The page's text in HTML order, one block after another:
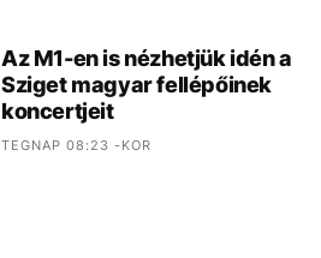
Az M1-en is nézhetjük idén a
Sziget magyar fellépőinek
koncertjeit
TEGNAP 08:23 -KOR